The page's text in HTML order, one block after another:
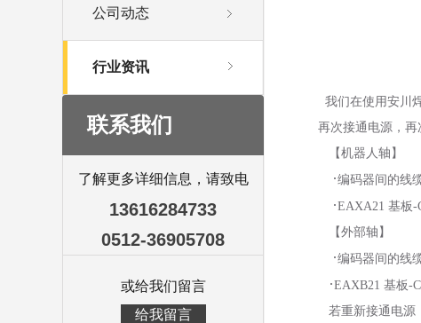
公司动态
行业资讯
联系我们
了解更多详细信息，请致电
13616284733
0512-36905708
或给我们留言
给我留言
我们在使用安川
再次接通电源，再
【机器人轴】
·编码器间的线
·EAXA21 基板-
【外部轴】
·编码器间的线
·EAXB21 基板-
若重新接通电源